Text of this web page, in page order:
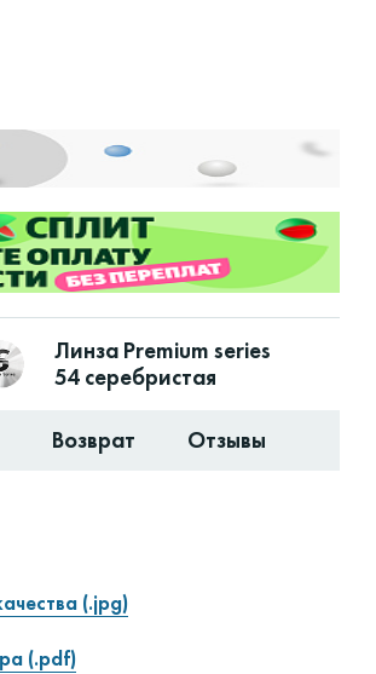
Линза Premium series
54 серебристая
Возврат Отзывы
(.jpg)
(.pdf)